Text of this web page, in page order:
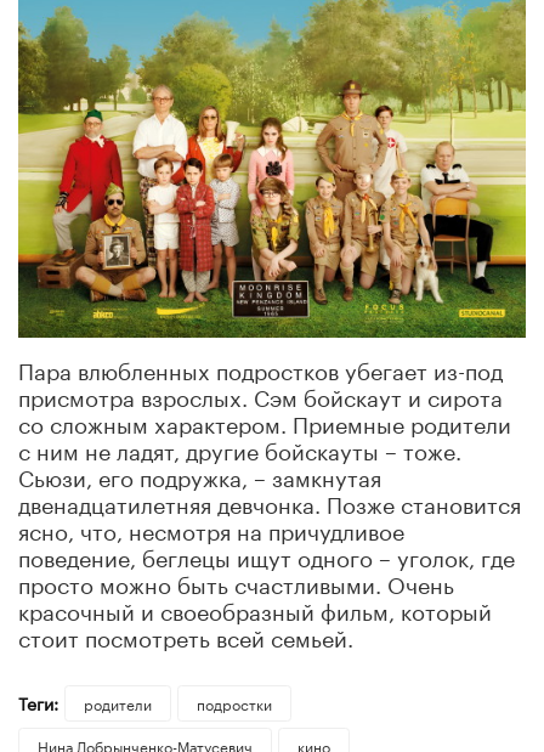
Пара влюбленных подростков убегает из-под
присмотра взрослых. Сэм бойскаут и сирота
со сложным характером. Приемные родители
с ним не ладят, другие бойскауты – тоже.
Сьюзи, его подружка, – замкнутая
двенадцатилетняя девчонка. Позже становится
ясно, что, несмотря на причудливое
поведение, беглецы ищут одного – уголок, где
просто можно быть счастливыми. Очень
красочный и своеобразный фильм, который
стоит посмотреть всей семьей.
Теги: родители
подростки
Нина Добрынченко-Матусевич
кино